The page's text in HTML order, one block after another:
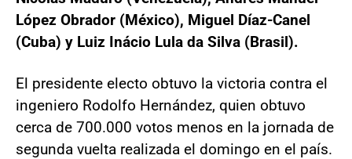
López Obrador (México), Miguel Díaz-Canel
(Cuba) y Luiz Inácio Lula da Silva (Brasil).
El presidente electo obtuvo la victoria contra el
ingeniero Rodolfo Hernández, quien obtuvo
cerca de 700.000 votos menos en la jornada de
segunda vuelta realizada el domingo en el país.